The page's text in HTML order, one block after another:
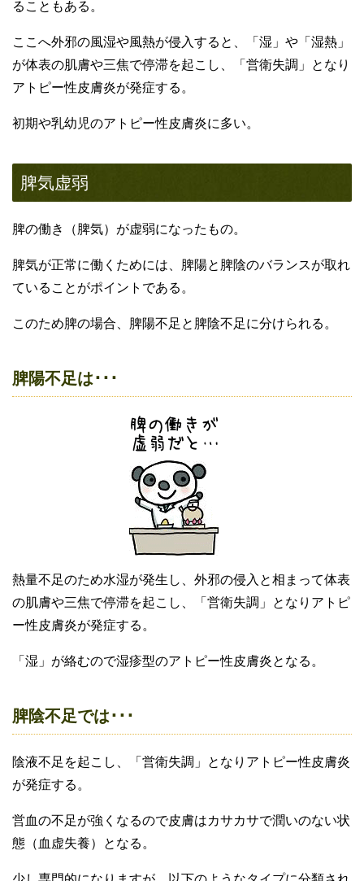
ることもある。
ここへ外邪の風湿や風熱が侵入すると、「湿」や「湿熱」
が体表の肌膚や三焦で停滞を起こし、「営衛失調」となり
アトピー性皮膚炎が発症する。
初期や乳幼児のアトピー性皮膚炎に多い。
脾気虚弱
脾の働き（脾気）が虚弱になったもの。
脾気が正常に働くためには、脾陽と脾陰のバランスが取れ
ていることがポイントである。
このため脾の場合、脾陽不足と脾陰不足に分けられる。
脾陽不足は･･･
熱量不足のため水湿が発生し、外邪の侵入と相まって体表
の肌膚や三焦で停滞を起こし、「営衛失調」となりアトピ
ー性皮膚炎が発症する。
「湿」が絡むので湿疹型のアトピー性皮膚炎となる。
脾陰不足では･･･
陰液不足を起こし、「営衛失調」となりアトピー性皮膚炎
が発症する。
営血の不足が強くなるので皮膚はカサカサで潤いのない状
態（血虚失養）となる。